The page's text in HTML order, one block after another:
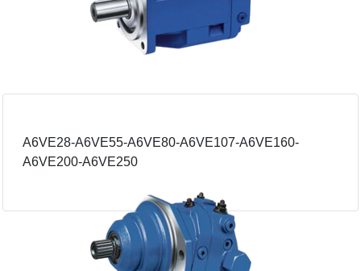
A6VE28-A6VE55-A6VE80-A6VE107-A6VE160-
A6VE200-A6VE250